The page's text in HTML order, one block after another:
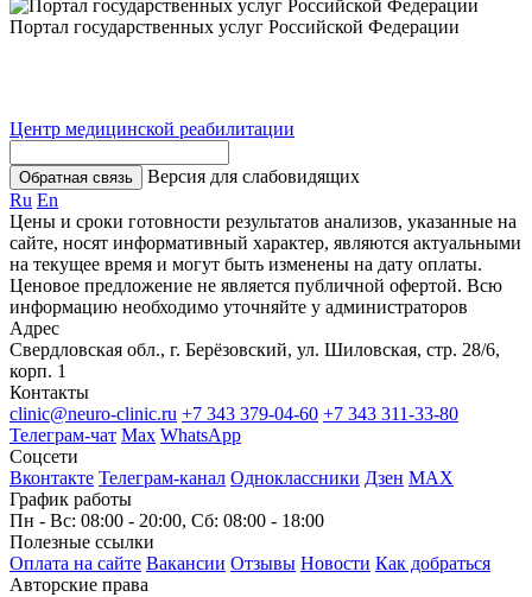
Портал государственных услуг Российской Федерации
Центр медицинской реабилитации
Обратная связь
Версия для слабовидящих
Ru En
Цены и сроки готовности результатов анализов, указанные на
сайте, носят информативный характер, являются актуальными
на текущее время и могут быть изменены на дату оплаты.
Ценовое предложение не является публичной офертой. Всю
информацию необходимо уточняйте у администраторов
Адрес
Свердловская обл., г. Берёзовский, ул. Шиловская, стр. 28/6,
корп. 1
Контакты
clinic@neuro-clinic.ru +7 343 379-04-60 +7 343 311-33-80
Телеграм-чат Max WhatsApp
Соцсети
Вконтакте Телеграм-канал Одноклассники Дзен МАХ
График работы
Пн - Вс: 08:00 - 20:00, Сб: 08:00 - 18:00
Полезные ссылки
Оплата на сайте Вакансии Отзывы Новости Как добраться
Авторские права